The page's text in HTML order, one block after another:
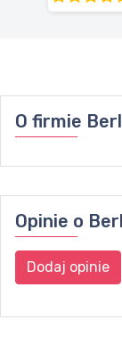
O firmie
Opinie o
Dodaj opinie